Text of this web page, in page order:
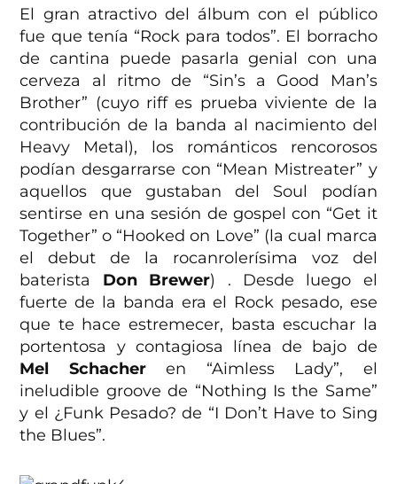
El gran atractivo del álbum con el público
fue que tenía “Rock para todos”. El borracho
de cantina puede pasarla genial con una
cerveza al ritmo de “Sin’s a Good Man’s
Brother” (cuyo riff es prueba viviente de la
contribución de la banda al nacimiento del
Heavy Metal), los románticos rencorosos
podían desgarrarse con “Mean Mistreater” y
aquellos que gustaban del Soul podían
sentirse en una sesión de gospel con “Get it
Together” o “Hooked on Love” (la cual marca
el debut de la rocanrolerísima voz del
baterista Don Brewer) . Desde luego el
fuerte de la banda era el Rock pesado, ese
que te hace estremecer, basta escuchar la
portentosa y contagiosa línea de bajo de
Mel Schacheren “Aimless Lady”, el
ineludible groove de “Nothing Is the Same”
y el ¿Funk Pesado? de “I Don’t Have to Sing
the Blues”.